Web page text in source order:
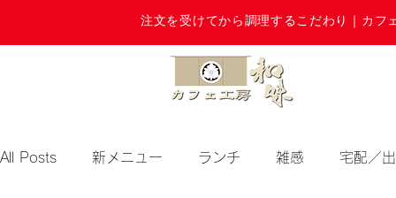
注文を受けてから調理するこだわり｜カフ
All Posts 新メニュー ランチ 雑感 宅配／